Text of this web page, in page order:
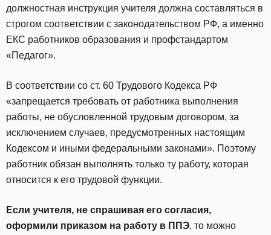
должностная инструкция учителя должна составляться в
строгом соответствии с законодательством РФ, а именно
ЕКС работников образования и профстандартом
«Педагог».
В соответствии со ст. 60 Трудового Кодекса РФ
«запрещается требовать от работника выполнения
работы, не обусловленной трудовым договором, за
исключением случаев, предусмотренных настоящим
Кодексом и иными федеральными законами». Поэтому
работник обязан выполнять только ту работу, которая
относится к его трудовой функции.
Если учителя, не спрашивая его согласия,
оформили приказом на работу в ППЭ, то можно